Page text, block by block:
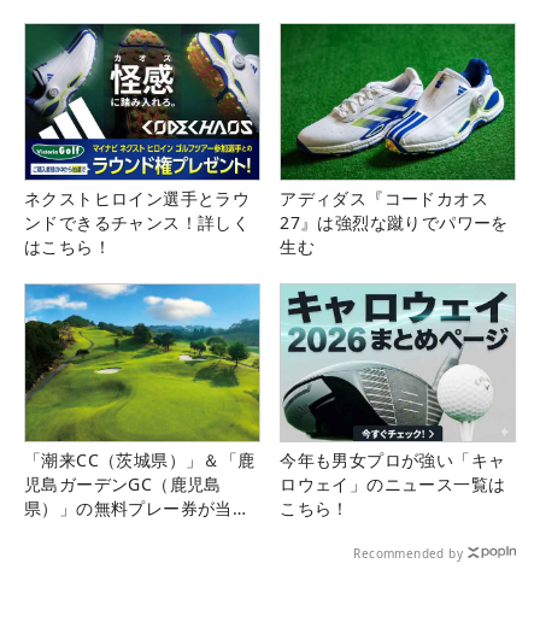
ネクストヒロイン選手とラウ
ンドできるチャンス！詳しく
はこちら！
アディダス『コードカオス
27』は強烈な蹴りでパワーを
生む
「潮来CC（茨城県）」＆「鹿
児島ガーデンGC（鹿児島
県）」の無料プレー券が当た
今年も男女プロが強い「キャ
ロウェイ」のニュース一覧は
こちら！
Recommended by